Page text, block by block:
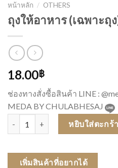
หน้าหลัก / OTHERS
ถุงให้อาหาร (เฉพาะถุ
18.00฿
ช่องทางสั่งซื้อสินค้า LINE :
MEDA BY CHULABHESAJ
จำนวน ถุงให้อาหาร (เฉพาะถุง) ***
หยิบใส่ตะกร้า
เพิ่มสินค้าที่อยากได้